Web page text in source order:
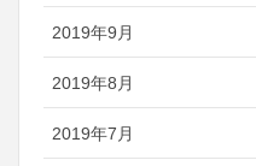
2019年9月
2019年8月
2019年7月